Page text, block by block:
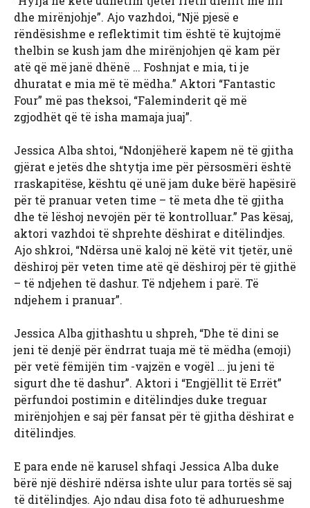
dhe mirënjohje”. Ajo vazhdoi, “Një pjesë e
rëndësishme e reflektimit tim është të kujtojmë
thelbin se kush jam dhe mirënjohjen që kam për
atë që më janë dhënë … Foshnjat e mia, ti je
dhuratat e mia më të mëdha.” Aktori “Fantastic
Four” më pas theksoi, “Faleminderit që më
zgjodhët që të isha mamaja juaj”.
Jessica Alba shtoi, “Ndonjëherë kapem në të gjitha
gjërat e jetës dhe shtytja ime për përsosmëri është
rraskapitëse, kështu që unë jam duke bërë hapësirë
​​për të pranuar veten time – të meta dhe të gjitha
dhe të lëshoj nevojën për të kontrolluar.” Pas kësaj,
aktori vazhdoi të shprehte dëshirat e ditëlindjes.
Ajo shkroi, “Ndërsa unë kaloj në këtë vit tjetër, unë
dëshiroj për veten time atë që dëshiroj për të gjithë
– të ndjehen të dashur. Të ndjehem i parë. Të
ndjehem i pranuar”.
Jessica Alba gjithashtu u shpreh, “Dhe të dini se
jeni të denjë për ëndrrat tuaja më të mëdha (emoji)
për vetë fëmijën tim -vajzën e vogël … ju jeni të
sigurt dhe të dashur”. Aktori i “Engjëllit të Errët”
përfundoi postimin e ditëlindjes duke treguar
mirënjohjen e saj për fansat për të gjitha dëshirat e
ditëlindjes.
E para ende në karusel shfaqi Jessica Alba duke
bërë një dëshirë ndërsa ishte ulur para tortës së saj
të ditëlindjes. Ajo ndau disa foto të adhurueshme